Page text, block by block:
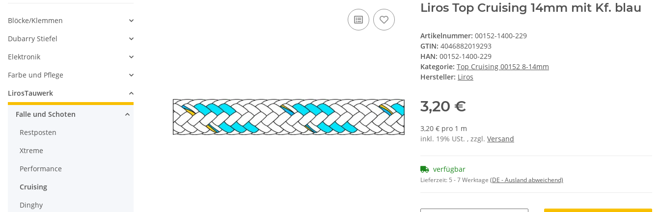
Liros Top Cruising 14mm mit Kf. blau
Artikelnummer: 00152-1400-229
GTIN: 4046882019293
HAN: 00152-1400-229
Kategorie: Top Cruising 00152 8-14mm
Hersteller: Liros
3,20 €
3,20 € pro 1 m
inkl. 19% USt. , zzgl. Versand
verfügbar
Lieferzeit: 5 - 7 Werktage (DE - Ausland abweichend)
Blöcke/Klemmen
Dubarry Stiefel
Elektronik
Farbe und Pflege
LirosTauwerk
Falle und Schoten
Restposten
Xtreme
Performance
Cruising
Dinghy